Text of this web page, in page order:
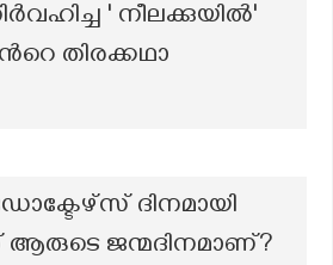
' നീലക്കുയില്‍'
തിരക്കഥാ
ദിനമായി
ആരുടെ ജന്മദിനമാണ്?